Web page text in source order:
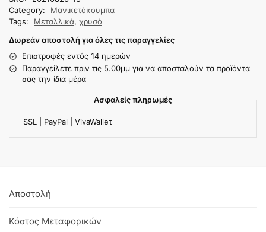
Category:
Μανικετόκουμπα
Tags:
Μεταλλικά, χρυσό
Δωρεάν αποστολή για όλες τις παραγγελίες
Επιστροφές εντός 14 ημερών
Παραγγείλετε πριν τις 5.00μμ για να αποσταλούν τα προϊόντα
σας την ίδια μέρα
Ασφαλείς πληρωμές
SSL | PayPal | VivaWalleτ
Αποστολή
Κόστος Μεταφορικών